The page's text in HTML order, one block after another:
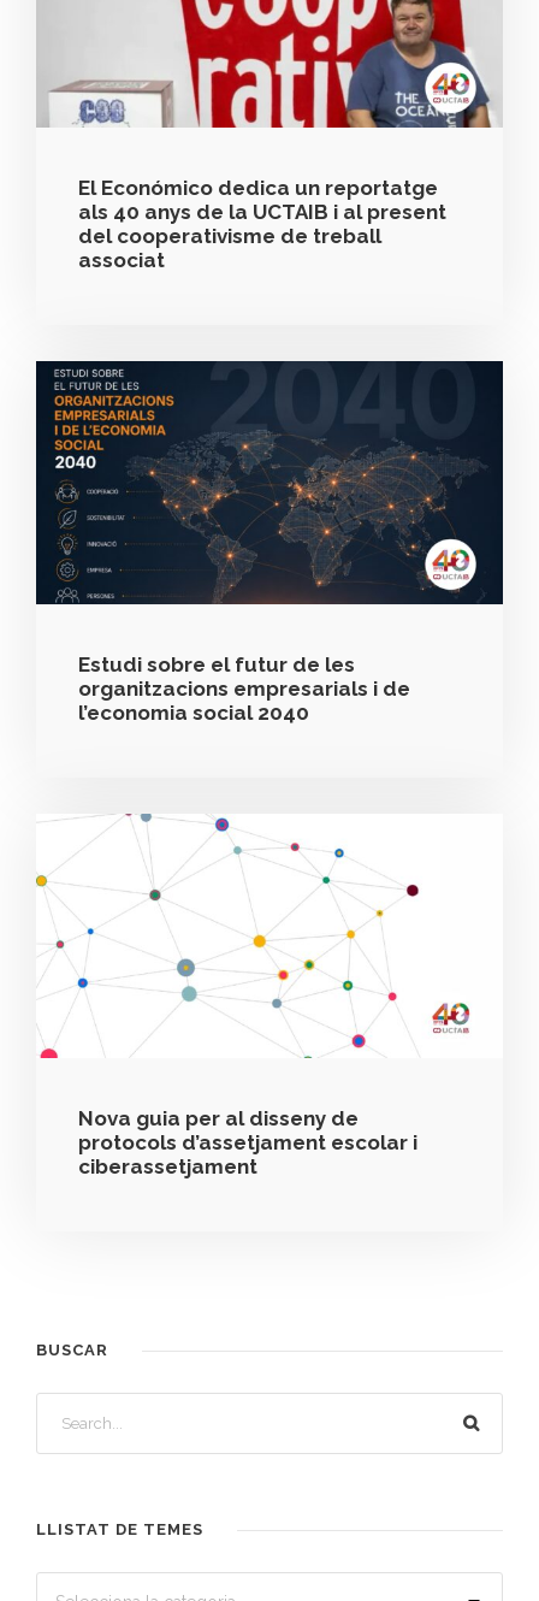
El Económico dedica un reportatge
als 40 anys de la UCTAIB i al present
del cooperativisme de treball
associat
Estudi sobre el futur de les
organitzacions empresarials i de
l’economia social 2040
Nova guia per al disseny de
protocols d’assetjament escolar i
ciberassetjament
BUSCAR
LLISTAT DE TEMES